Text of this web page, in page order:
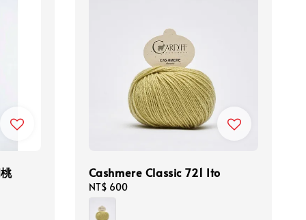
Cashmere Classic 721 Ito
Regular
price
NT$ 600